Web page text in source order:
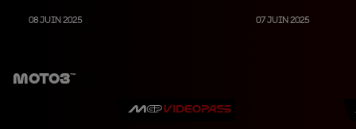
08 JUIN 2025 07 JUIN 2025
Moto3™